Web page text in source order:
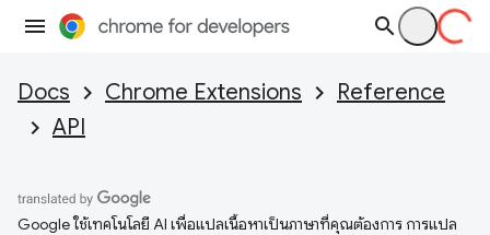
Docs Chrome Extensions
Reference
API
Google ใช้เทคโนโลยี AI เพื่อแปลเนื้อหาเป็นภาษาที่คุณต้องการ การแปล